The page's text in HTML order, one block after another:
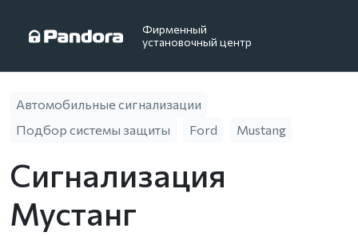
Фирменный
установочный центр
Автомобильные сигнализации
Подбор системы защиты
Ford Mustang
Сигнализация
Мустанг